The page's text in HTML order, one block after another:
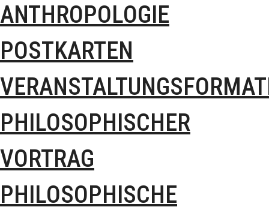
ANTHROPOLOGIE
POSTKARTEN
PHILOSOPHISCHER
VORTRAG
PHILOSOPHISCHE